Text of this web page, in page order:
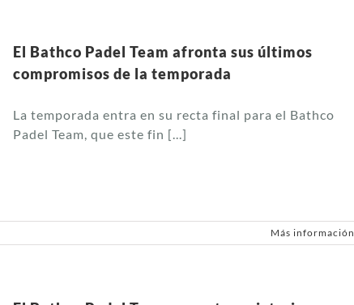
El Bathco Padel Team afronta sus últimos
compromisos de la temporada
La temporada entra en su recta final para el Bathco
Padel Team, que este fin [...]
Más información